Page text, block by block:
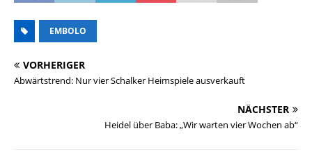
EMBOLO
VORHERIGER
Abwärtstrend: Nur vier Schalker Heimspiele ausverkauft
NÄCHSTER
Heidel über Baba: „Wir warten vier Wochen ab“